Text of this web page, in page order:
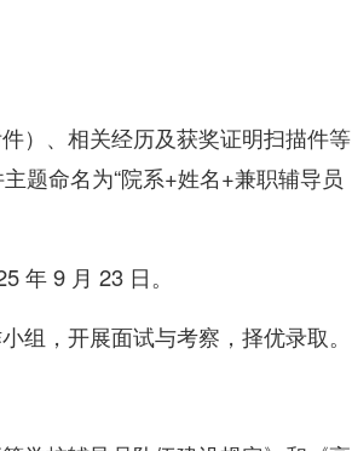
）、相关经历及获奖证明扫描件等
题命名为“院系+姓名+兼职辅导员
年 9 月 23 日。
组，开展面试与考察，择优录取。